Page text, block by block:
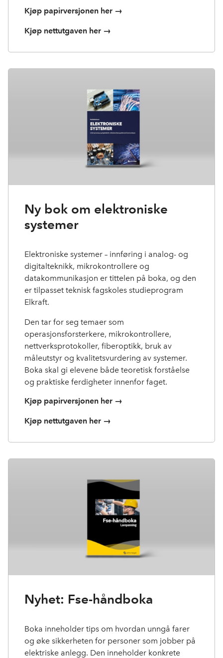
Kjøp papirversjonen her →
Kjøp nettutgaven her →
Ny bok om elektroniske
systemer
Elektroniske systemer – innføring i analog- og
digitalteknikk, mikrokontrollere og
datakommunikasjon er tittelen på boka, og den
er tilpasset teknisk fagskoles studieprogram
Elkraft.
Den tar for seg temaer som
operasjonsforsterkere, mikrokontrollere,
nettverksprotokoller, fiberoptikk, bruk av
måleutstyr og kvalitetsvurdering av systemer.
Boka skal gi elevene både teoretisk forståelse
og praktiske ferdigheter innenfor faget.
Kjøp papirversjonen her →
Kjøp nettutgaven her →
Nyhet: Fse-håndboka
Boka inneholder tips om hvordan unngå farer
og øke sikkerheten for personer som jobber på
elektriske anlegg. Den inneholder konkrete